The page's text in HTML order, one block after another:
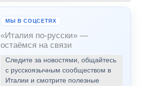
МЫ В СОЦСЕТЯХ
«Италия по-русски» —
остаёмся на связи
Следите за новостями, общайтесь
с русскоязычным сообществом в
Италии и смотрите полезные